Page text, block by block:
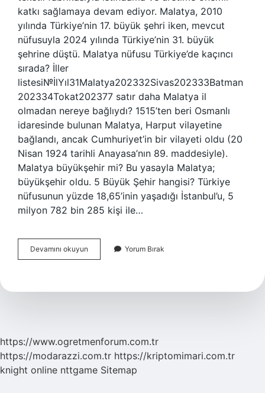
katkı sağlamaya devam ediyor. Malatya, 2010
yılında Türkiye’nin 17. büyük şehri iken, mevcut
nüfusuyla 2024 yılında Türkiye’nin 31. büyük
şehrine düştü. Malatya nüfusu Türkiye’de kaçıncı
sırada? İller
listesi№İlYıl31Malatya202332Sivas202333Batman
202334Tokat202377 satır daha Malatya il
olmadan nereye bağlıydı? 1515’ten beri Osmanlı
idaresinde bulunan Malatya, Harput vilayetine
bağlandı, ancak Cumhuriyet’in bir vilayeti oldu (20
Nisan 1924 tarihli Anayasa’nın 89. maddesiyle).
Malatya büyükşehir mi? Bu yasayla Malatya;
büyükşehir oldu. 5 Büyük Şehir hangisi? Türkiye
nüfusunun yüzde 18,65’inin yaşadığı İstanbul’u, 5
milyon 782 bin 285 kişi ile…
Devamını okuyun Malatya
Kaçıncı
Yorum Bırak
https://www.ogretmenforum.com.tr
https://modarazzi.com.tr https://kriptomimari.com.tr
knight online nttgame Sitemap